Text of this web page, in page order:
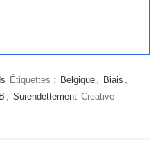
Étiquettes : Belgique , Biais ,
, Surendettement Creative